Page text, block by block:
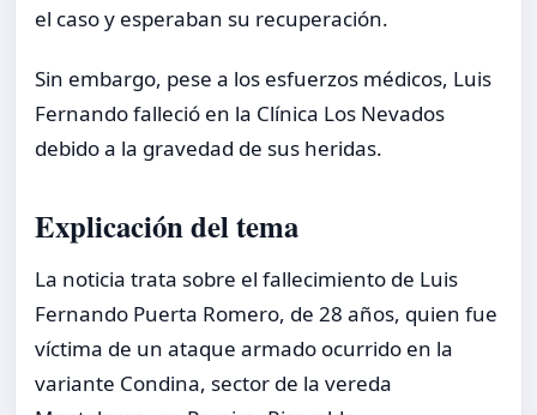
el caso y esperaban su recuperación.
Sin embargo, pese a los esfuerzos médicos, Luis
Fernando falleció en la Clínica Los Nevados
debido a la gravedad de sus heridas.
Explicación del tema
La noticia trata sobre el fallecimiento de Luis
Fernando Puerta Romero, de 28 años, quien fue
víctima de un ataque armado ocurrido en la
variante Condina, sector de la vereda